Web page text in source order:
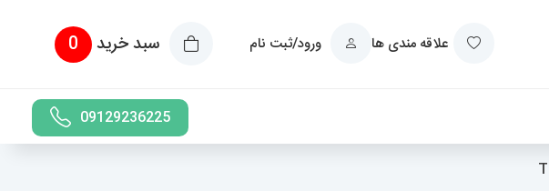
علاقه مندی ها ورود/ثبت نام سبد خرید 0
09129236225